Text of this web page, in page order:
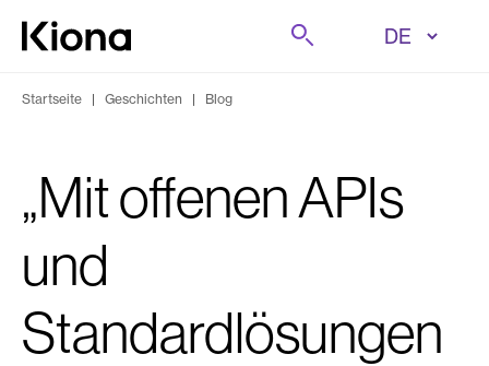
Zum Inhalt wechseln
Zur Homepage wechseln
Suche
Startseite | Geschichten | Blog
„Mit offenen APIs
und
Standardlösungen